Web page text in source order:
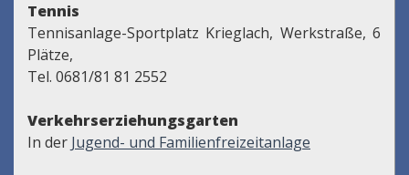
Tennis
Tennisanlage-Sportplatz Krieglach, Werkstraße, 6
Plätze,
Tel. 0681/81 81 2552
Verkehrserziehungsgarten
In der Jugend- und Familienfreizeitanlage